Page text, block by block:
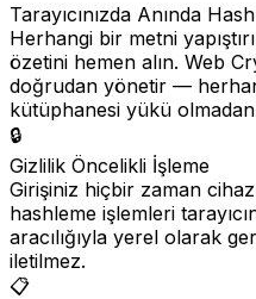
Tarayıcınızda Anında Hash
Herhangi bir metni
özetini hemen alın. Web
doğrudan yönetir —
kütüphanesi yükü
🔒
Gizlilik Öncelikli İşleme
Girişiniz hiçbir zaman
hashleme işlemleri
aracılığıyla yerel olarak
iletilmez.
📋